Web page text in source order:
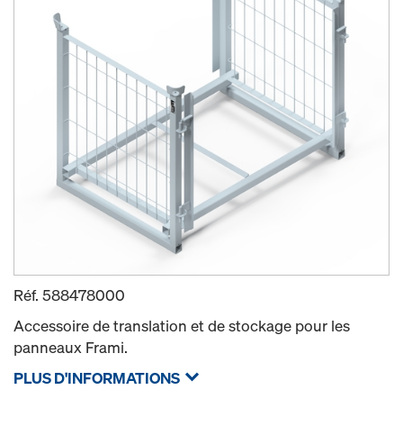
Réf. 588478000
Accessoire de translation et de stockage pour les
panneaux Frami.
PLUS D'INFORMATIONS